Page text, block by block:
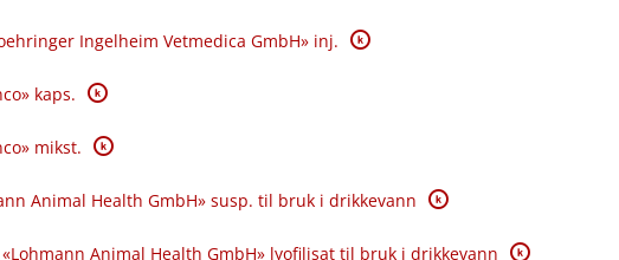
Ingelheim Vetmedica GmbH» inj. K
kaps. K
mikst. K
Animal Health GmbH» susp. til bruk i drikkevann K
«Lohmann Animal Health GmbH» lyofilisat til bruk i drikkevann K